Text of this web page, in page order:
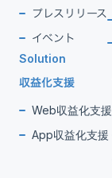
プレスリリース
イベント
Solution
収益化支援
Web収益化支援
App収益化支援